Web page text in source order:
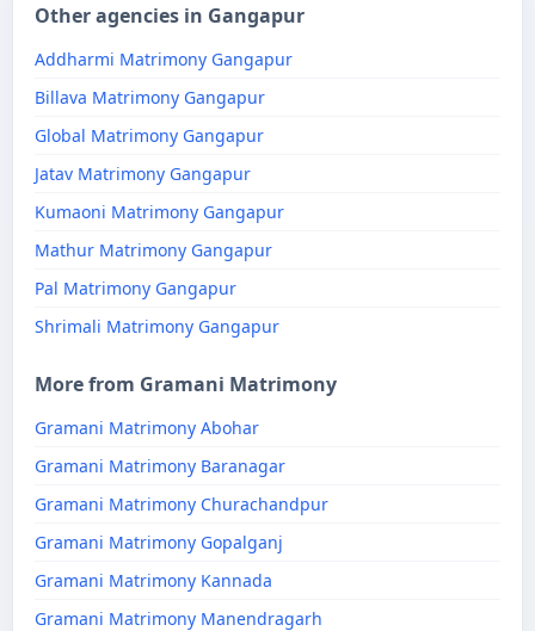
Other agencies in Gangapur
Addharmi Matrimony Gangapur
Billava Matrimony Gangapur
Global Matrimony Gangapur
Jatav Matrimony Gangapur
Kumaoni Matrimony Gangapur
Mathur Matrimony Gangapur
Pal Matrimony Gangapur
Shrimali Matrimony Gangapur
More from Gramani Matrimony
Gramani Matrimony Abohar
Gramani Matrimony Baranagar
Gramani Matrimony Churachandpur
Gramani Matrimony Gopalganj
Gramani Matrimony Kannada
Gramani Matrimony Manendragarh